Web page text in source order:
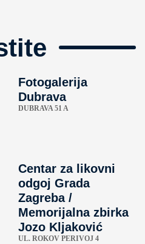
Fotogalerija
Dubrava
DUBRAVA 51 A
Centar za likovni
odgoj Grada
Zagreba /
Memorijalna zbirka
Jozo Kljaković
UL. ROKOV PERIVOJ 4